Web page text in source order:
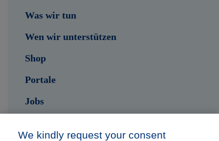
Was wir tun
Wen wir unterstützen
Shop
Portale
Jobs
We kindly request your consent